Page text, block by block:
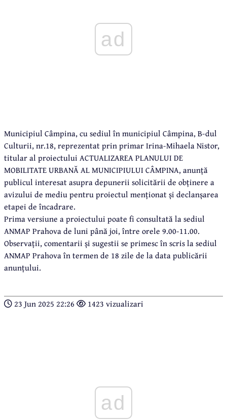
ad
Municipiul Câmpina, cu sediul în municipiul Câmpina, B-dul
Culturii, nr.18, reprezentat prin primar Irina-Mihaela Nistor,
titular al proiectului ACTUALIZAREA PLANULUI DE
MOBILITATE URBANĂ AL MUNICIPIULUI CÂMPINA, anunță
publicul interesat asupra depunerii solicitării de obținere a
avizului de mediu pentru proiectul menționat și declanșarea
etapei de încadrare.
Prima versiune a proiectului poate fi consultată la sediul
ANMAP Prahova de luni până joi, între orele 9.00-11.00.
Observații, comentarii și sugestii se primesc în scris la sediul
ANMAP Prahova în termen de 18 zile de la data publicării
anunțului.
23 Jun 2025 22:26 1423 vizualizari
ad